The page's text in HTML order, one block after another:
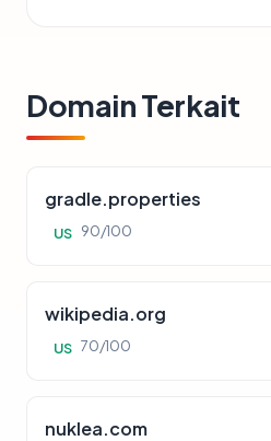
Domain Terkait
gradle.properties
US 90/100
wikipedia.org
US 70/100
nuklea.com